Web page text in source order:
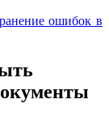
ошибок в